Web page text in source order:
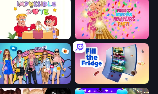
Impossible Date Dress To Impress: New Year's Party
Fill The Fridge